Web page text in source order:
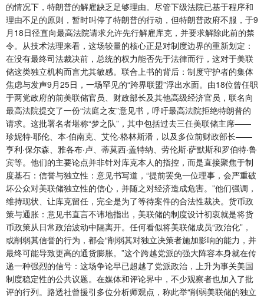
的情况下，特朗普的解雇缺乏足够理由。尽管下级法院已基于程序和
理由不足的原则，暂时叫停了特朗普的行动，但特朗普政府不服，于9
月18日径直向最高法院请求允许先行解雇库克，并要求解除此前的禁
令。从技术法理来看，这场较量的核心正是对制度边界的重新划定：
在没有最终司法裁决前，总统的权力能否先于法律而行，这对于美联
储这类独立机构而言尤其敏感。联合上书的背后：制度守护者的集体
焦虑与发声9月25日，一场罕见的“跨界联盟”浮出水面。由18位曾任职
于两党政府的前美联储官员、财政部长及其他高级经济官员，联名向
最高法院提交了一份“法庭之友”意见书，呼吁最高法院拒绝特朗普的
请求。这批署名者堪称“梦之队”，其中包括过去三任美联储主席——
珍妮特·耶伦、本·伯南克、艾伦·格林斯潘，以及多位前财政部长——
亨利·保尔森、雅各布·卢、蒂莫西·盖特纳、劳伦斯·萨默斯和罗伯特·鲁
宾等。他们的主要论点并非针对库克本人的指控，而是直接聚焦于制
度基石：信誉与独立性：意见书写道，“提前罢免一位理事，会严重破
坏公众对美联储独立性的信心，并随之对经济造成危害。”他们强调，
维持现状、让库克留任，完全是为了等待案件的合法性裁决。货币政
策与通胀：意见书直言不讳地指出，美联储的制度设计初衷就是将货
币政策从日常政治波动中隔离开。任何看似将美联储成员“政治化”，
或削弱其信誉的行为，都会“削弱其对独立决策者施加影响的能力，并
最终可能导致更高的通货膨胀。”这个跨越党派的强大阵容本身就在传
递一种强烈的信号：这场争论早已超越了党派政治，上升为事关美国
制度稳定性的公共议题。在媒体和评论界中，不少观察者也加入了批
评的行列。路透社曾援引多位分析师观点，称此举“削弱美联储的独立